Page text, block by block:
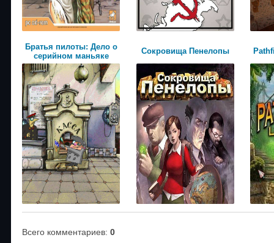
Братья пилоты: Дело о
серийном маньяке
Сокровища Пенелопы
Всего комментариев: 0